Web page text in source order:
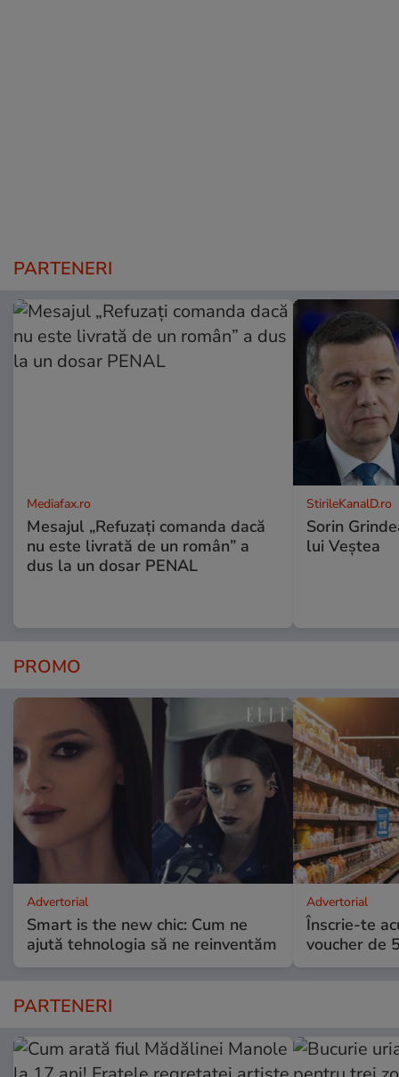
PARTENERI
Mediafax.ro
Mesajul „Refuzați comanda dacă
nu este livrată de un român” a
dus la un dosar PENAL
StirileKanalD.ro
Sorin
lui Veștea
PROMO
Advertorial
Smart is the new chic: Cum ne
ajută tehnologia să ne reinventăm
Advertorial
Înscrie-te
voucher de
PARTENERI